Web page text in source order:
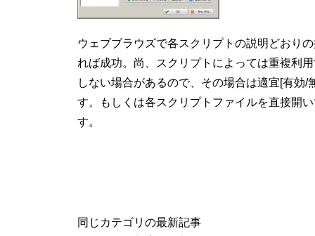
ウェブブラウズで各スクリプトの説明どおり
れば成功。尚、スクリプトによっては重複利
しない場合があるので、その場合は適宜[有効/
す。もしくは各スクリプトファイルを直接開
す。
同じカテゴリの最新記事